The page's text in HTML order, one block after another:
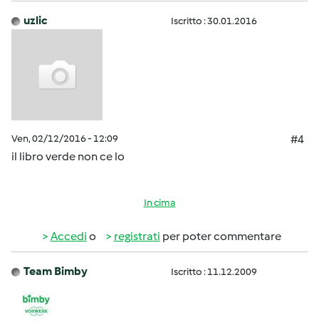
uzlic Iscritto : 30.01.2016
Ven, 02/12/2016 - 12:09
#4
il libro verde non ce lo
In cima
Accedi o registrati per poter commentare
Team Bimby Iscritto : 11.12.2009